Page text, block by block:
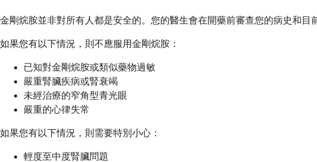
金剛烷胺並非對所有人都是安全的。您的醫生會在開藥前審查您的病史和目
如果您有以下情況，則不應服用金剛烷胺：
已知對金剛烷胺或類似藥物過敏
嚴重腎臟疾病或腎衰竭
未經治療的窄角型青光眼
嚴重的心律失常
如果您有以下情況，則需要特別小心：
輕度至中度腎臟問題